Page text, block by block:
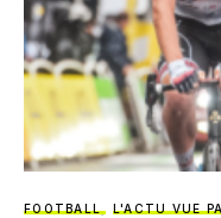
FOOTBALL L'ACTU VUE